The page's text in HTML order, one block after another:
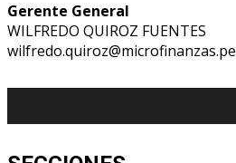
Gerente General
WILFREDO QUIROZ FUENTES
wilfredo.quiroz@microfinanzas.pe